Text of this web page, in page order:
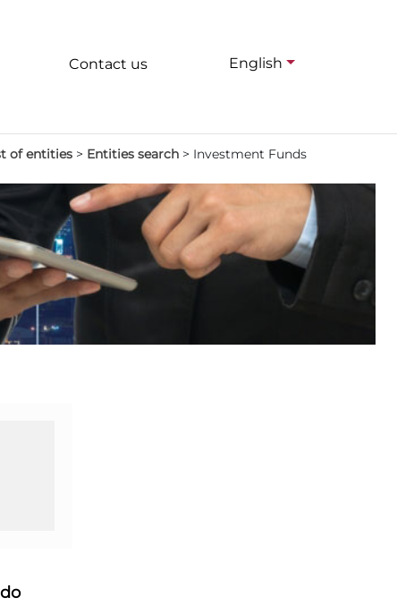
Contact us English
of entities > Entities search > Investment Funds